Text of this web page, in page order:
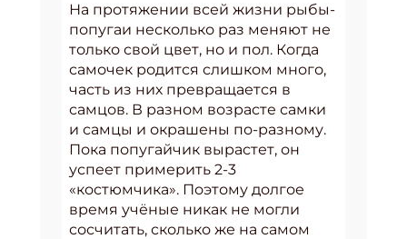
На протяжении всей жизни рыбы-
попугаи несколько раз меняют не
только свой цвет, но и пол. Когда
самочек родится слишком много,
часть из них превращается в
самцов. В разном возрасте самки
и самцы и окрашены по-разному.
Пока попугайчик вырастет, он
успеет примерить 2-3
«костюмчика». Поэтому долгое
время учёные никак не могли
сосчитать, сколько же на самом